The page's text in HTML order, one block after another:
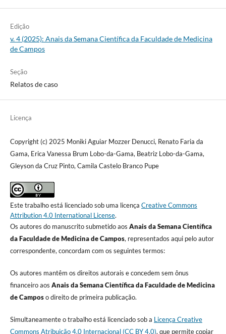
Edição
v. 4 (2025): Anais da Semana Científica da Faculdade de Medicina
de Campos
Seção
Relatos de caso
Licença
Copyright (c) 2025 Moniki Aguiar Mozzer Denucci, Renato Faria da
Gama, Erica Vanessa Brum Lobo-da-Gama, Beatriz Lobo-da-Gama,
Gleyson da Cruz Pinto, Camila Castelo Branco Pupe
Este trabalho está licenciado sob uma licença Creative Commons
Attribution 4.0 International License.
Os autores do manuscrito submetido aos Anais da Semana Científica
da Faculdade de Medicina de Campos, representados aqui pelo autor
correspondente, concordam com os seguintes termos:
Os autores mantêm os direitos autorais e concedem sem ônus
financeiro aos Anais da Semana Científica da Faculdade de Medicina
de Camposo direito de primeira publicação.
Simultaneamente o trabalho está licenciado sob a Licença Creative
Commons Atribuição 4.0 Internacional (CC BY 4.0), que permite copiar